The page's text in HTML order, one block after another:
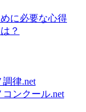
に必要な心得
？
律.net
ンクール.net